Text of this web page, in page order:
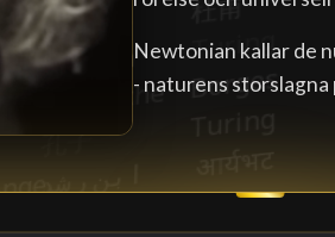
Newtonian kallar de
- naturens